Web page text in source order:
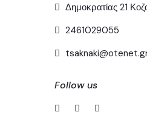
Δημοκρατίας 21
2461029055
Follow us